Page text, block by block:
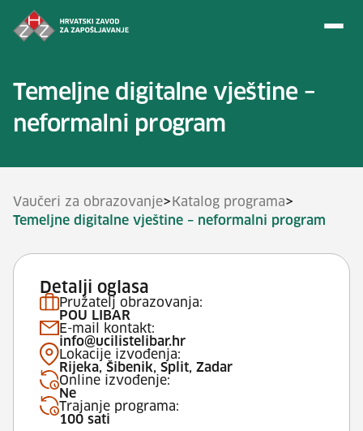
Temeljne digitalne vještine –
neformalni program
Vaučeri za obrazovanje> Katalog programa>
Temeljne digitalne vještine – neformalni program
Detalji oglasa
Pružatelj obrazovanja:
POU LIBAR
E-mail kontakt:
info@ucilistelibar.hr
Lokacije izvođenja:
Rijeka, Šibenik, Split, Zadar
Online izvođenje:
Ne
Trajanje programa:
100 sati